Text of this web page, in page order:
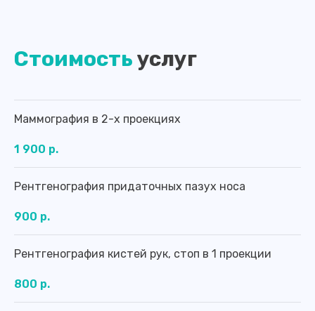
Стоимостьуслуг
Маммография в 2-х проекциях
1 900 р.
Рентгенография придаточных пазух носа
900 р.
Рентгенография кистей рук, стоп в 1 проекции
800 р.